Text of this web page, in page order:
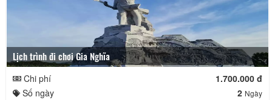
Lịch trình đi chơi Gia Nghĩa
Chi phí
1.700.000 đ
Số ngày
2 Ngày